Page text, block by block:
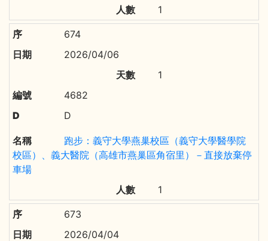
1
674
2026/04/06
1
4682
D
跑步：義守大學燕巢校區（義守大學醫學院
校區）、義大醫院（高雄市燕巢區角宿里）－直接放棄停
車場
1
673
2026/04/04